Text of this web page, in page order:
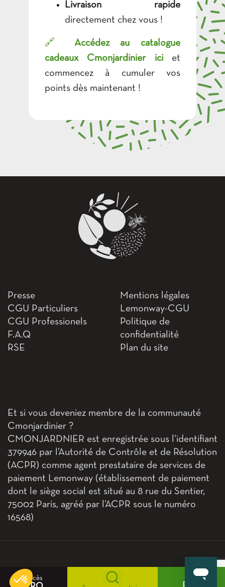
de ce site vous intéresse
par
Livraison rapide
directement chez vous !
🔗 Accédez au catalogue
cadeaux Cmonjardinier iciet
commencez à cumuler vos
points dès maintenant !
Presse
CGU Particuliers
CGU Professionels
F.A.Q
RSE
Mentions légales
Lemonway-CGU
Politique de
confidentialité
Plan du site
Et si vous deveniez membre de la communauté
Cmonjardinier ?
CMONJARDNIER est enregistrée sous l’identifiant
379946 par l’Autorité de Contrôle et de Résolution
(ACPR) comme agent prestataire de services de
paiement Lemonway (établissement de paiement
dont le siège social est situé au 8 rue du Sentier,
75002 Paris, agréé par l’ACPR sous le numéro
16568)
Accès